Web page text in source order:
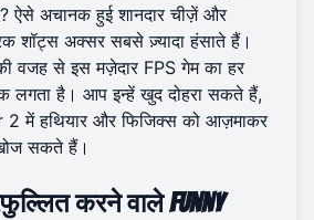
ऐसे अचानक हुई शानदार चीज़ें और
शॉट्स अक्सर सबसे ज़्यादा हंसाते हैं।
की वजह से इस मज़ेदार FPS गेम का हर
लगता है। आप इन्हें खुद दोहरा सकते हैं,
में हथियार और फिजिक्स को आज़माकर
सकते हैं।
करने वाले Funny